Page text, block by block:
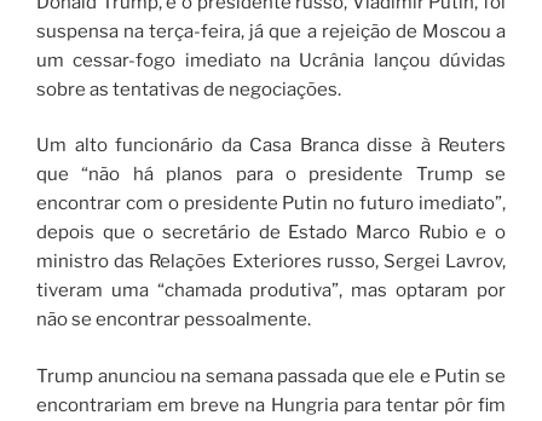
suspensa na terça-feira, já que a rejeição de Moscou a
um cessar-fogo imediato na Ucrânia lançou dúvidas
sobre as tentativas de negociações.
Um alto funcionário da Casa Branca disse à Reuters
que “não há planos para o presidente Trump se
encontrar com o presidente Putin no futuro imediato”,
depois que o secretário de Estado Marco Rubio e o
ministro das Relações Exteriores russo, Sergei Lavrov,
tiveram uma “chamada produtiva”, mas optaram por
não se encontrar pessoalmente.
Trump anunciou na semana passada que ele e Putin se
encontrariam em breve na Hungria para tentar pôr fim